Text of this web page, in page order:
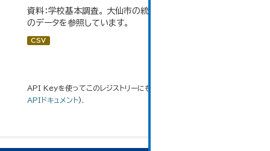
資料：学校基本調査。 大仙市の統計「14-3 小学校の状況」
のデータを参照しています。
CSV
API Keyを使ってこのレジストリーにもアクセス可能です
APIドキュメント).